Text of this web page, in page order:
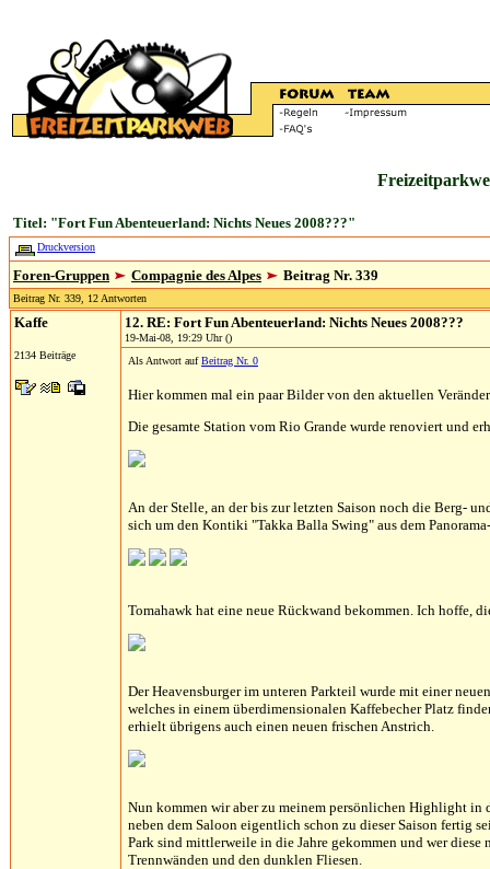
Titel: "Fort Fun Abenteuerland: Nichts Neues 2008???"
Druckversion
Foren-Gruppen Compagnie des Alpes Beitrag Nr. 339
Beitrag Nr. 339, 12 Antworten
Kaffe
2134 Beiträge
12. RE: Fort Fun Abenteuerland: Nichts Neues 2008???
19-Mai-08, 19:29 Uhr ()
Als Antwort aufBeitrag Nr. 0
Hier kommen mal ein paar Bilder von den aktuellen
Die gesamte Station vom Rio Grande wurde renoviert und
An der Stelle, an der bis zur letzten Saison noch die Berg-
sich um den Kontiki "Takka Balla Swing" aus dem
Tomahawk hat eine neue Rückwand bekommen. Ich hoffe,
Der Heavensburger im unteren Parkteil wurde mit einer
welches in einem überdimensionalen Kaffebecher Platz
erhielt übrigens auch einen neuen frischen Anstrich.
Nun kommen wir aber zu meinem persönlichen Highlight in
neben dem Saloon eigentlich schon zu dieser Saison fertig
Park sind mittlerweile in die Jahre gekommen und wer
Trennwänden und den dunklen Fliesen.